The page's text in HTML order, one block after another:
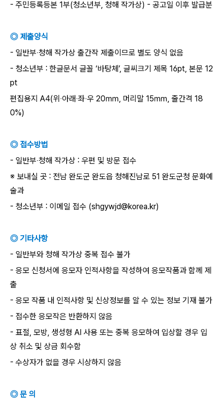
- 주민등록등본 1부(청소년부, 청해 작가상) - 공고일 이후 발급분
◎ 제출양식
- 일반부‧청해 작가상 출간작 제출이므로 별도 양식 없음
- 청소년부 : 한글문서 글꼴 ‘바탕체’, 글씨크기 제목 16pt, 본문 12
pt
편집용지 A4(위‧아래‧좌‧우 20㎜, 머리말 15㎜, 줄간격 18
0%)
◎ 접수방법
- 일반부‧청해 작가상 : 우편 및 방문 접수
※ 보내실 곳 : 전남 완도군 완도읍 청해진남로 51 완도군청 문화예
술과
- 청소년부 : 이메일 접수 (shgywjd@korea.kr)
◎ 기타사항
- 일반부와 청해 작가상 중복 접수 불가
- 응모 신청서에 응모자 인적사항을 작성하여 응모작품과 함께 제
출
- 응모 작품 내 인적사항 및 신상정보를 알 수 있는 정보 기재 불가
- 접수한 응모작은 반환하지 않음
- 표절, 모방, 생성형 AI 사용 또는 중복 응모하여 입상할 경우 입
상 취소 및 상금 회수함
- 수상자가 없을 경우 시상하지 않음
◎ 문 의